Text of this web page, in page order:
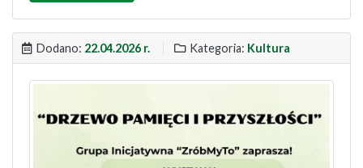
Dodano: 22.04.2026 r. Kategoria: Kultura